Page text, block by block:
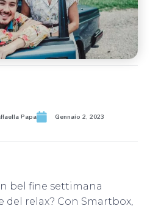
Papa Gennaio 2, 2023
bel fine settimana
del relax? Con Smartbox,